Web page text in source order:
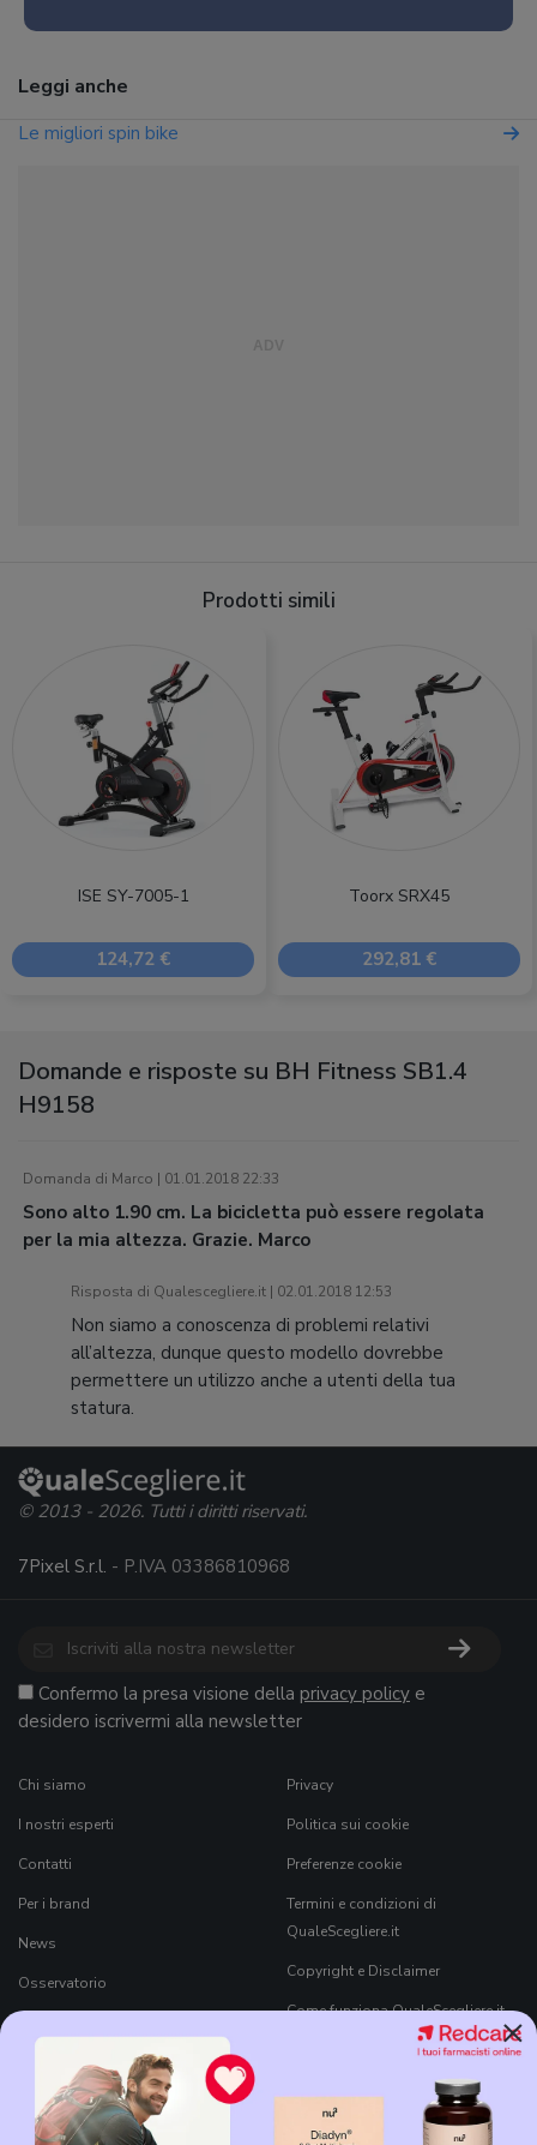
Leggi anche
Le migliori spin bike
Prodotti simili
ISE SY-7005-1
124,72 €
Toorx SRX45
292,81 €
Domande e risposte su BH Fitness SB1.4
H9158
Domanda di Marco | 01.01.2018 22:33
Sono alto 1.90 cm. La bicicletta può essere regolata
per la mia altezza. Grazie. Marco
Risposta di Qualescegliere.it | 02.01.2018 12:53
Non siamo a conoscenza di problemi relativi
all’altezza, dunque questo modello dovrebbe
permettere un utilizzo anche a utenti della tua
statura.
×
© 2013 - 2026. Tutti i diritti riservati.
7Pixel S.r.l. - P.IVA 03386810968
Confermo la presa visione della privacy policy e
desidero iscrivermi alla newsletter
Chi siamo
I nostri esperti
Contatti
Per i brand
News
Osservatorio
Black Friday 2026
Privacy
Politica sui cookie
Preferenze cookie
Termini e condizioni di
QualeScegliere.it
Copyright e Disclaimer
Come funziona QualeScegliere.it